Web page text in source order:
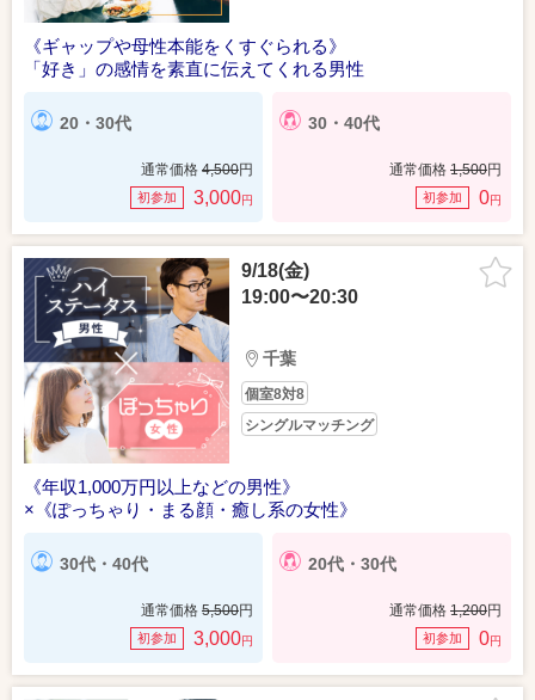
《ギャップや母性本能をくすぐられる》
「好き」の感情を素直に伝えてくれる男性
20・30代
通常価格 4,500円
初参加 3,000円
30・40代
通常価格 1,500円
初参加 0円
9/18(金)
19:00〜20:30
千葉
個室8対8
シングルマッチング
《年収1,000万円以上などの男性》
×《ぽっちゃり・まる顔・癒し系の女性》
30代・40代
通常価格 5,500円
初参加 3,000円
20代・30代
通常価格 1,200円
初参加 0円